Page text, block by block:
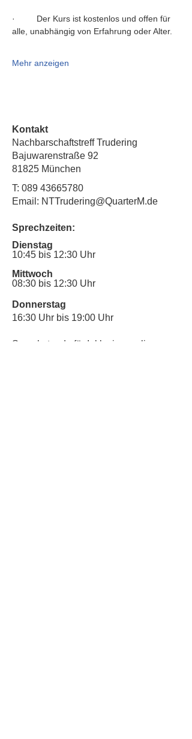
·         Der Kurs ist kostenlos und offen für
alle, unabhängig von Erfahrung oder Alter.
Mehr anzeigen
Kontakt
Nachbarschaftstreff Trudering
Bajuwarenstraße 92
81825 München
T: 089 43665780
Email: NTTrudering@QuarterM.de
Sprechzeiten:
Dienstag
10:45 bis 12:30 Uhr
Mittwoch
08:30 bis 12:30 Uhr
Donnerstag
16:30 Uhr bis 19:00 Uhr
Sprechstunde für Inklusionsanliegen: